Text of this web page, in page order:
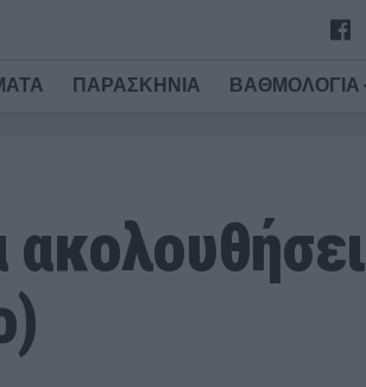
ΠΑΡΑΣΚΗΝΙΑ ΒΑΘΜΟΛΟΓΙΑ